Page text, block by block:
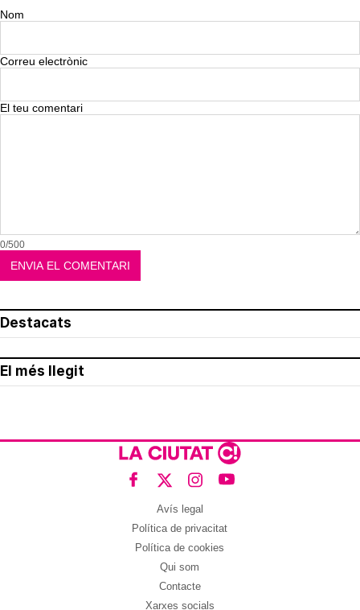
Nom
Correu electrònic
El teu comentari
0/500
Destacats
El més llegit
Avís legal
Política de privacitat
Política de cookies
Qui som
Contacte
Xarxes socials